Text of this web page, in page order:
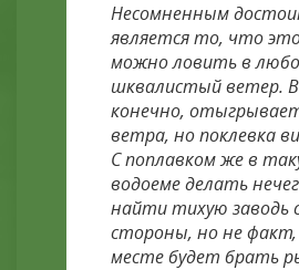
Несомненным
является то, что
можно ловить в
шквалистый ветер.
конечно,
ветра, но поклевка
С поплавком же в
водоеме делать
найти тихую заводь
стороны, но не
месте будет брать